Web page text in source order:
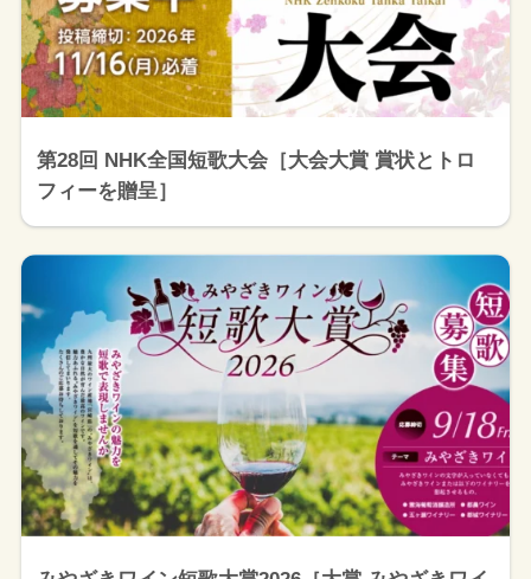
第28回 NHK全国短歌大会［大会大賞 賞状とトロ
フィーを贈呈］